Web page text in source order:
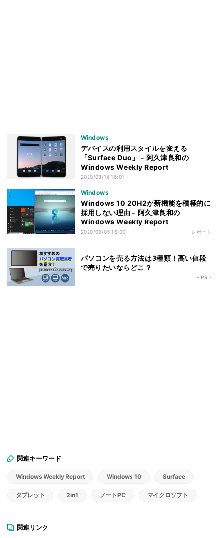
Windows
デバイスの利用スタイルを変える
「Surface Duo」 - 阿久津良和の
Windows Weekly Report
2020/08/16 16:01
Windows
Windows 10 20H2が新機能を積極的に
採用しない理由 - 阿久津良和の
Windows Weekly Report
2020/09/06 16:00 レポート
パソコンを売る方法は3種類！高い値段
で売りたいならどこ？
- PR -
関連キーワード
Windows Weekly Report Windows 10 Surface
タブレット 2in1 ノートPC マイクロソフト
関連リンク